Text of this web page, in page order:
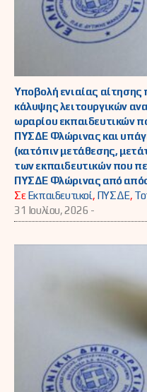
Υποβολή ενιαίας
κάλυψης λειτουργικών
ωραρίου εκπαιδευτικών
ΠΥΣΔΕ Φλώρινας και
(κατόπιν μετάθεσης,
των εκπαιδευτικών που
ΠΥΣΔΕ Φλώρινας από
ΣεΕκπαιδευτικοί, ΠΥΣΔΕ,
31 Ιουλίου, 2026 -